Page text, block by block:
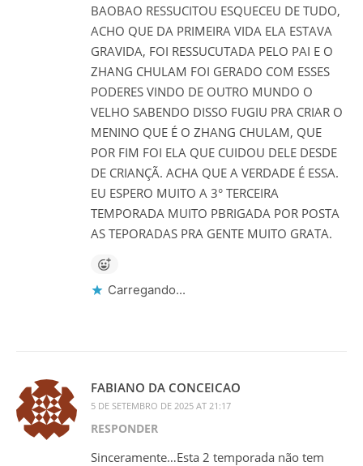
BAOBAO RESSUCITOU ESQUECEU DE TUDO,
ACHO QUE DA PRIMEIRA VIDA ELA ESTAVA
GRAVIDA, FOI RESSUCUTADA PELO PAI E O
ZHANG CHULAM FOI GERADO COM ESSES
PODERES VINDO DE OUTRO MUNDO O
VELHO SABENDO DISSO FUGIU PRA CRIAR O
MENINO QUE É O ZHANG CHULAM, QUE
POR FIM FOI ELA QUE CUIDOU DELE DESDE
DE CRIANÇÃ. ACHA QUE A VERDADE É ESSA.
EU ESPERO MUITO A 3° TERCEIRA
TEMPORADA MUITO PBRIGADA POR POSTA
AS TEPORADAS PRA GENTE MUITO GRATA.
Carregando...
FABIANO DA CONCEICAO
5 DE SETEMBRO DE 2025 AT 21:17
RESPONDER
Sinceramente…Esta 2 temporada não tem